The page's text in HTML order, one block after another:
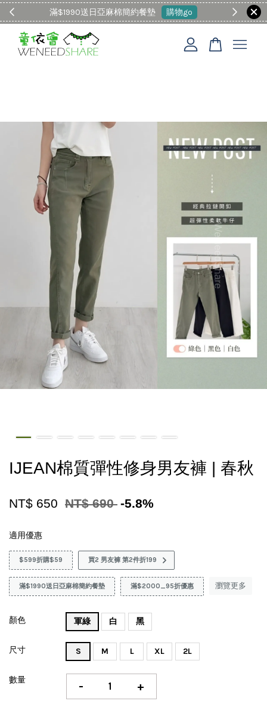
滿$1990送日亞麻棉簡約餐墊 購物go 童裝
IJEAN棉質彈性修身男友褲 | 春秋
NT$ 650 NT$ 690 -5.8%
適用優惠
$599折購$59 買2 男友褲 第2件折199
滿$1990送日亞麻棉簡約餐墊 滿$2000_95折優惠 瀏覽更多
顏色 軍綠 白 黑
尺寸 S M L XL 2L
數量 - +
您的購物車目前還是空的。